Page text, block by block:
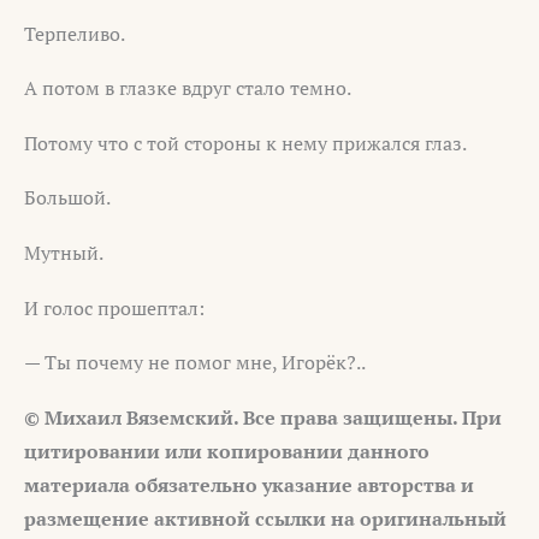
Терпеливо.
А потом в глазке вдруг стало темно.
Потому что с той стороны к нему прижался глаз.
Большой.
Мутный.
И голос прошептал:
— Ты почему не помог мне, Игорёк?..
© Михаил Вяземский. Все права защищены. При
цитировании иликопировании данного
материала обязательно указание авторства и
размещение активной ссылки на оригинальный